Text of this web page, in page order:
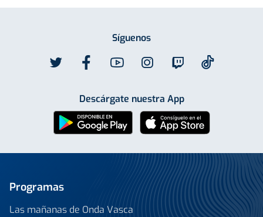
Síguenos
Descárgate nuestra App
Programas
Las mañanas de Onda Vasca